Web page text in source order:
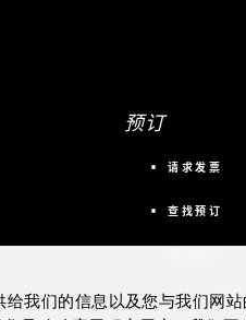
预订
请求发票
查找预订
会议与活动
我们的信息以及您与我们网